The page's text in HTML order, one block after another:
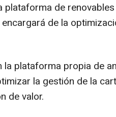
plataforma de
de la
plataforma propia de
la gestión de la
de valor.